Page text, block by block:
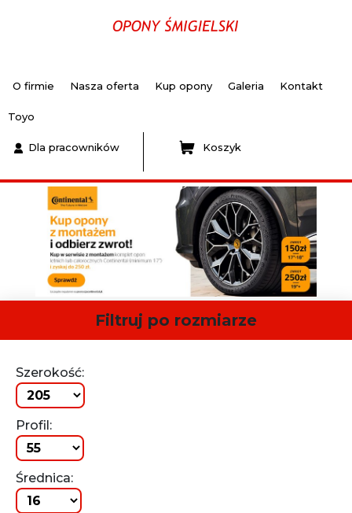
O firmie Nasza oferta Kup opony Galeria Kontakt
Toyo
Dla pracowników Koszyk
Filtruj po rozmiarze
Szerokość:
Profil:
Średnica: